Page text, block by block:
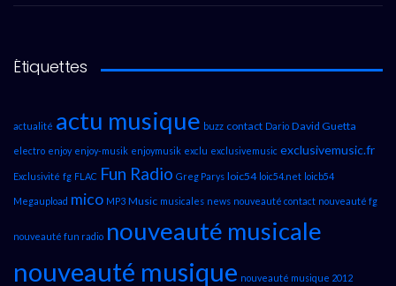
Étiquettes
actualité actu musique buzz contact Dario David Guetta
electro enjoy enjoy-musik enjoymusik exclu exclusivemusic exclusivemusic.fr
Exclusivité fg FLAC Fun Radio Greg Parys loic54 loic54.net loicb54
Megaupload mico MP3 Music musicales news nouveauté contact nouveauté fg
nouveauté fun radio nouveauté musicale
nouveauté musique nouveauté musique 2012